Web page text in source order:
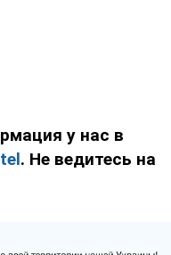
у нас в
. Не ведитесь на